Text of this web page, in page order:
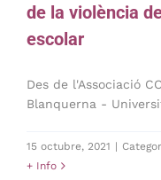
de la violència
escolar
Des de l'Associació
Blanquerna -
15 octubre, 2021 |
+ Info